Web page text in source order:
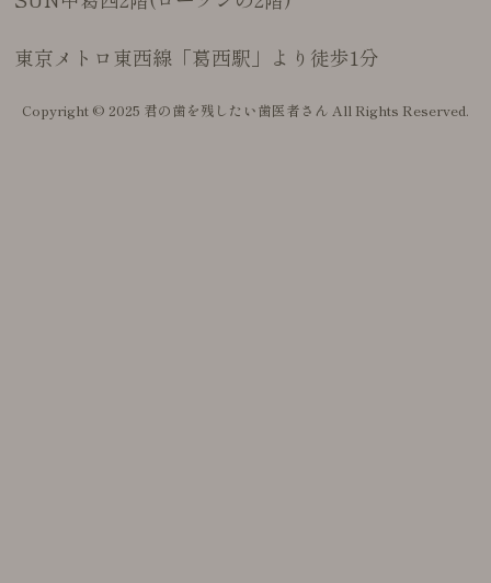
東京メトロ東西線「葛西駅」より徒歩1分
Copyright © 2025 君の歯を残したい歯医者さん All Rights Reserved.